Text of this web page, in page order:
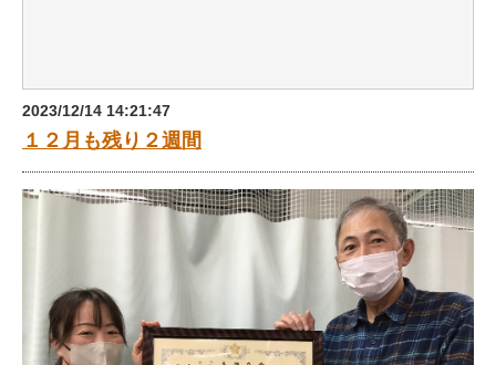
2023/12/14 14:21:47
１２月も残り２週間